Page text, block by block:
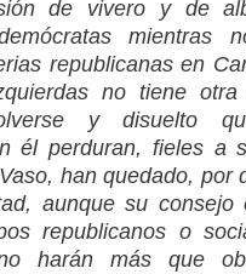
de vivero y de
mientras
republicanas en
no tiene
y disuelto
él perduran, fieles a
han quedado, por
aunque su consejo
republicanos o
harán más que